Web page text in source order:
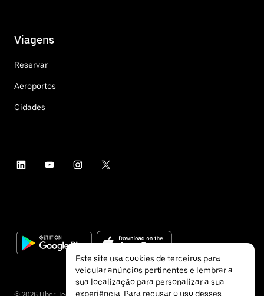
Viagens
Reservar
Aeroportos
Cidades
Este site usa cookies de terceiros para
veicular anúncios pertinentes e lembrar a
sua localização para personalizar a sua
experiência. Para recusar o uso desses